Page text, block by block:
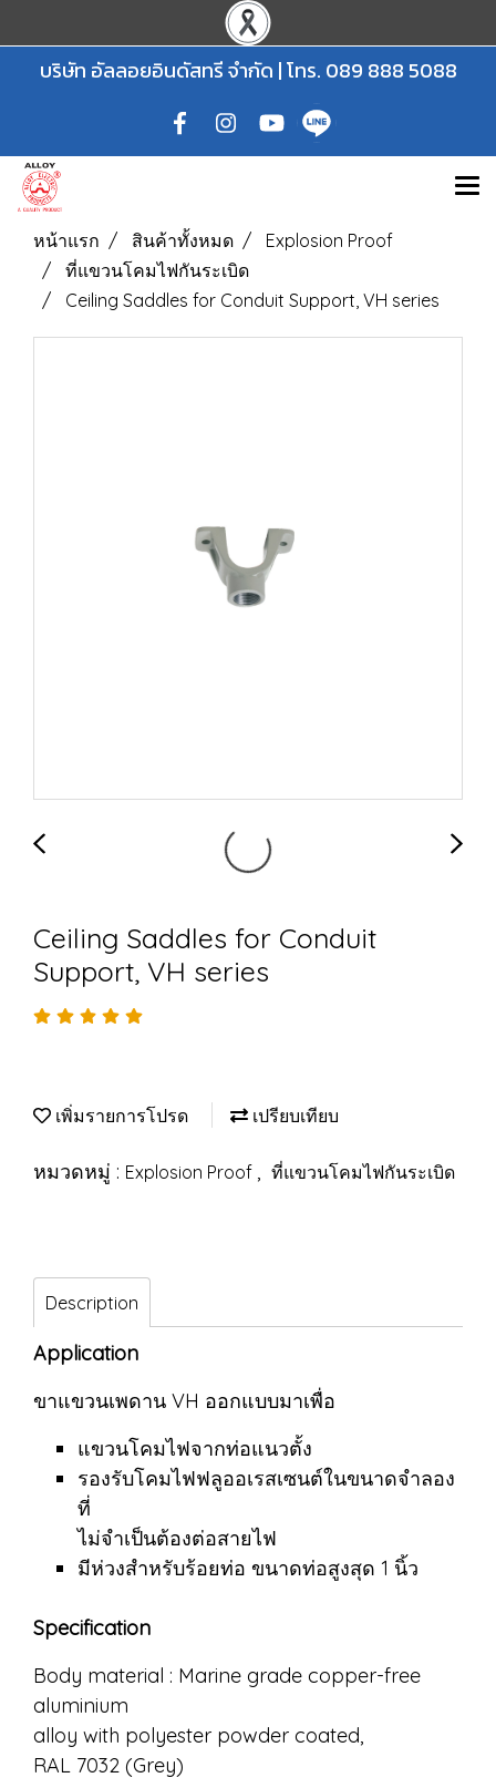
บริษัท อัลลอยอินดัสทรี จำกัด | โทร. 089 888 5088
หน้าแรก สินค้าทั้งหมด
Explosion Proof
ที่แขวนโคมไฟกันระเบิด
Ceiling Saddles for Conduit Support, VH series
Ceiling Saddles for Conduit
Support, VH series
เพิ่มรายการโปรด เปรียบเทียบ
หมวดหมู่ : Explosion Proof , ที่แขวนโคมไฟกันระเบิด
Description
Application
ขาแขวนเพดาน VH ออกแบบมาเพื่อ
แขวนโคมไฟจากท่อแนวตั้ง
รองรับโคมไฟฟลูออเรสเซนต์ในขนาดจำลอง
ที่
ไม่จำเป็นต้องต่อสายไฟ
มีห่วงสำหรับร้อยท่อ ขนาดท่อสูงสุด 1 นิ้ว
Specification
Body material : Marine grade copper-free
aluminium
alloy with polyester powder coated,
RAL 7032 (Grey)